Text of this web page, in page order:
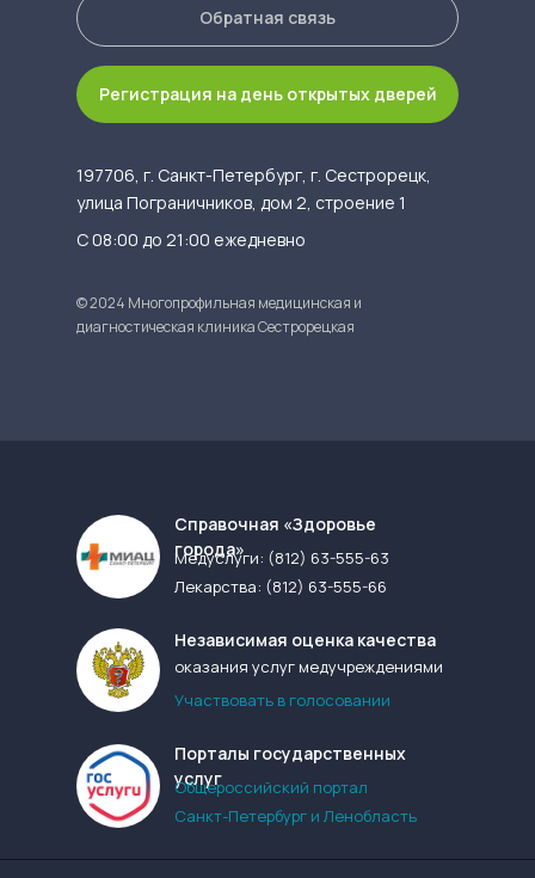
197706, г. Санкт-Петербург, г. Сестрорецк,
улица Пограничников, дом 2, строение 1
Обратная связь
С 08:00 до 21:00 ежедневно
© 2024 Многопрофильная медицинская и
диагностическая клиника Сестрорецкая
Регистрация на день открытых дверей
Cправочная «Здоровье
города»
Медуслуги: (812) 63-555-63
Лекарства: (812) 63-555-66
Независимая оценка качества
оказания услуг медучреждениями
Участвовать в голосовании
Порталы государственных
услуг
Общероссийский портал
Санкт-Петербург и Ленобласть